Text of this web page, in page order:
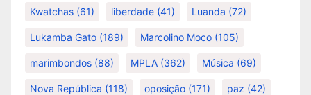
Kwatchas (61) liberdade (41) Luanda (72)
Lukamba Gato (189) Marcolino Moco (105)
marimbondos (88) MPLA (362) Música (69)
Nova República (118) oposição (171) paz (42)